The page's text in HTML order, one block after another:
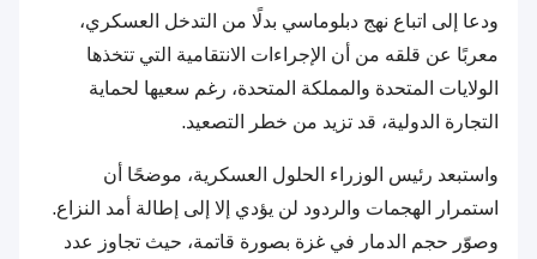
ودعا إلى اتباع نهج دبلوماسي بدلًا من التدخل العسكري،
معربًا عن قلقه من أن الإجراءات الانتقامية التي تتخذها
الولايات المتحدة والمملكة المتحدة، رغم سعيها لحماية
التجارة الدولية، قد تزيد من خطر التصعيد.
واستبعد رئيس الوزراء الحلول العسكرية، موضحًا أن
استمرار الهجمات والردود لن يؤدي إلا إلى إطالة أمد النزاع.
وصوّر حجم الدمار في غزة بصورة قاتمة، حيث تجاوز عدد